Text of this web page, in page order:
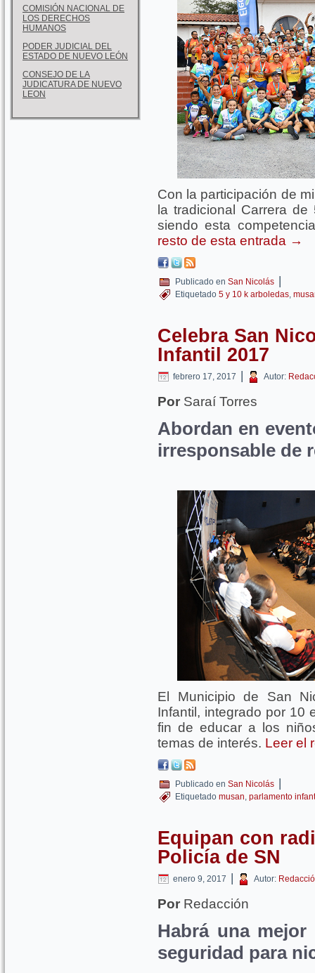
COMISIÓN NACIONAL DE
LOS DERECHOS
HUMANOS
PODER JUDICIAL DEL
ESTADO DE NUEVO LEÓN
CONSEJO DE LA
JUDICATURA DE NUEVO
LEON
Con la participación de
la tradicional Carrera
siendo esta
resto de esta entrada →
Publicado en San Nicolás |
Etiquetado 5 y 10 k arboledas
Celebra San
Infantil 2017
febrero 17, 2017 | Autor:
Por Saraí Torres
Abordan en
irresponsable de
El Municipio de San
Infantil, integrado por 10
fin de educar a los
temas de interés. Leer el
Publicado en San Nicolás |
Etiquetado musan parlamento
Equipan con
Policía de SN
enero 9, 2017 | Autor:
Por Redacción
Habrá una
seguridad para